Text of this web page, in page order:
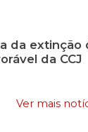
da extinção
da CCJ
Ver mais